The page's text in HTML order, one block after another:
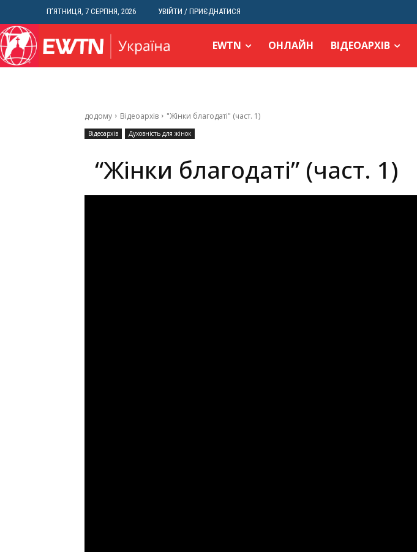
П’ЯТНИЦЯ, 7 СЕРПНЯ, 2026 УВІЙТИ / ПРИЄДНАТИСЯ
EWTN ОНЛАЙН ВІДЕОАРХІВ
додому Відеоархів "Жінки благодаті" (част. 1)
Відеоархів Духовність для жінок
“Жінки благодаті” (част. 1)